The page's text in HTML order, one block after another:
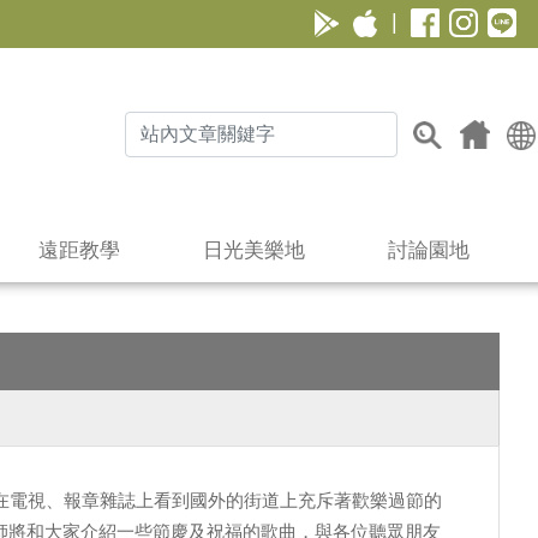
遠距教學 日光美樂地 討論園地
視、報章雜誌上看到國外的街道上充斥著歡樂過節的
和大家介紹一些節慶及祝福的歌曲，與各位聽眾朋友